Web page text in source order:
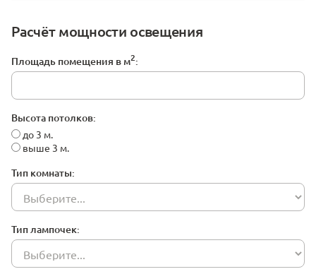
Расчёт мощности освещения
Площадь помещения в м2:
Высота потолков:
до 3 м.
выше 3 м.
Тип комнаты:
Тип лампочек: